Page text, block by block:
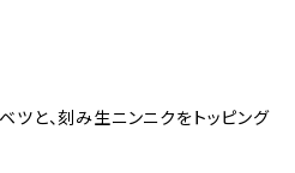
ツと、刻み生ニンニクをトッピング